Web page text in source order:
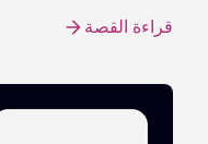
قراءة القصة